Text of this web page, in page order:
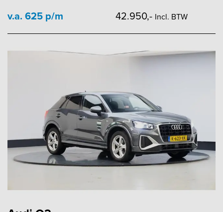
v.a. 625 p/m 42.950,- Incl. BTW